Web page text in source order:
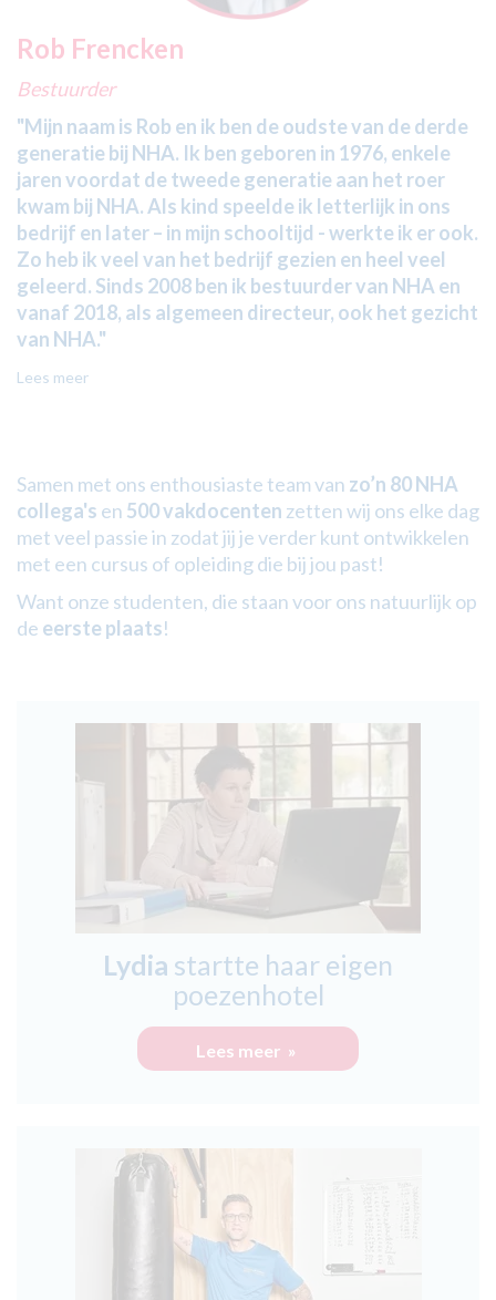
Rob Frencken
Bestuurder
"Mijn naam is Rob en ik ben de oudste van de derde
generatie bij NHA. Ik ben geboren in 1976, enkele
jaren voordat de tweede generatie aan het roer
kwam bij NHA. Als kind speelde ik letterlijk in ons
bedrijf en later – in mijn schooltijd - werkte ik er ook.
Zo heb ik veel van het bedrijf gezien en heel veel
geleerd. Sinds 2008 ben ik bestuurder van NHA en
vanaf 2018, als algemeen directeur, ook het gezicht
van NHA."
Lees meer
Samen met ons enthousiaste team van zo’n 80 NHA
collega's en 500 vakdocenten zetten wij ons elke dag
met veel passie in zodat jij je verder kunt ontwikkelen
met een cursus of opleiding die bij jou past!
Want onze studenten, die staan voor ons natuurlijk op
de eerste plaats!
Lydia startte haar eigen
poezenhotel
Lees meer »